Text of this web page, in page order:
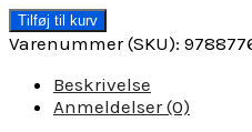
Salg
og
Mette
Tilføj til kurv
Varenummer (SKU):
Beskrivelse
Anmeldelser (0)